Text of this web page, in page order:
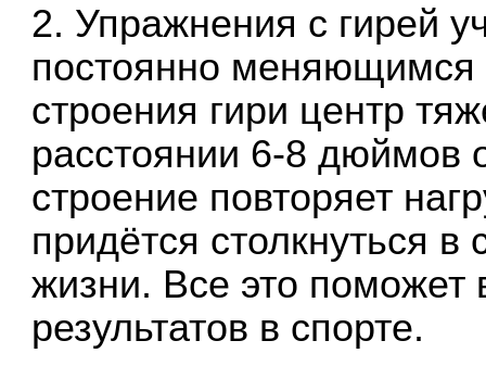
2. Упражнения с гирей
постоянно меняющимся
строения гири центр
расстоянии 6-8 дюймов
строение повторяет
придётся столкнуться
жизни. Все это поможет
результатов в спорте.